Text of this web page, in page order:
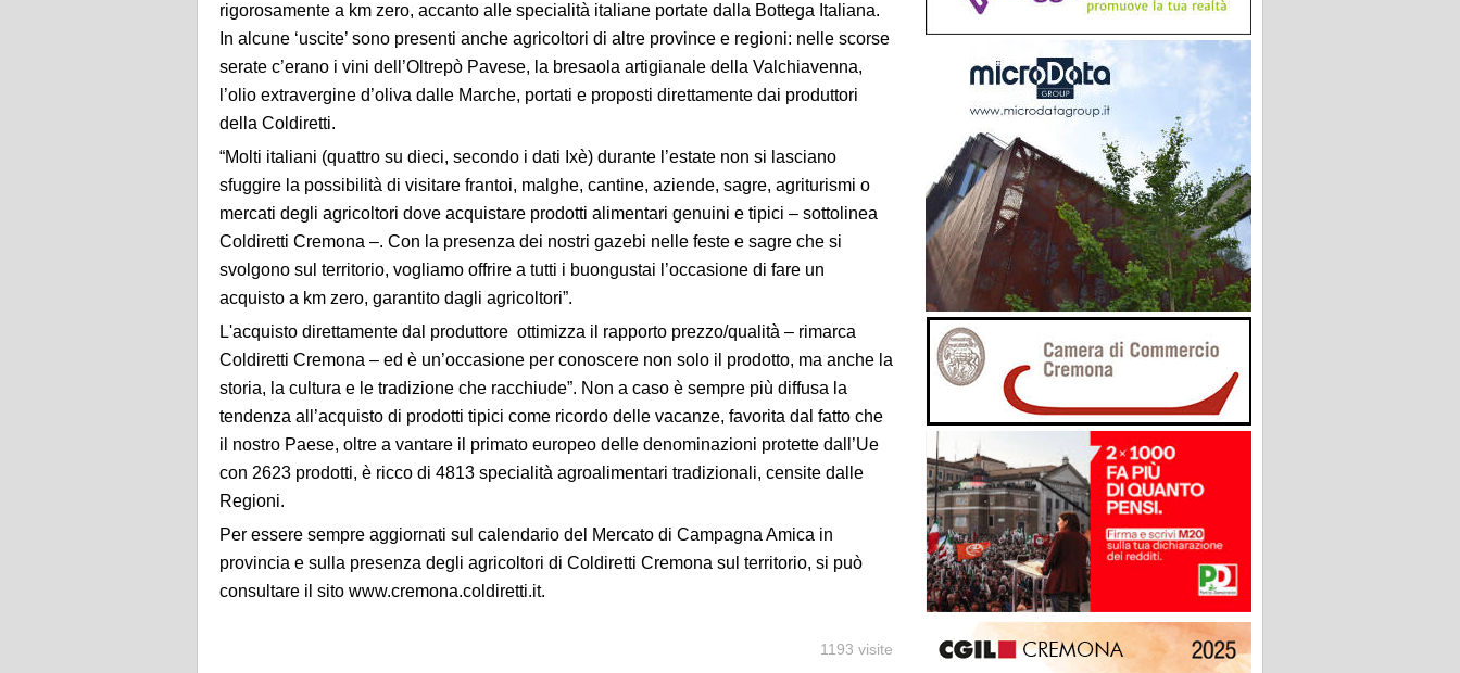
rigorosamente a km zero, accanto alle specialità italiane portate dalla Bottega Italiana.
In alcune ‘uscite’ sono presenti anche agricoltori di altre province e regioni: nelle scorse
serate c’erano i vini dell’Oltrepò Pavese, la bresaola artigianale della Valchiavenna,
l’olio extravergine d’oliva dalle Marche, portati e proposti direttamente dai produttori
della Coldiretti.
“Molti italiani (quattro su dieci, secondo i dati Ixè) durante l’estate non si lasciano
sfuggire la possibilità di visitare frantoi, malghe, cantine, aziende, sagre, agriturismi o
mercati degli agricoltori dove acquistare prodotti alimentari genuini e tipici – sottolinea
Coldiretti Cremona –. Con la presenza dei nostri gazebi nelle feste e sagre che si
svolgono sul territorio, vogliamo offrire a tutti i buongustai l’occasione di fare un
acquisto a km zero, garantito dagli agricoltori”.
L'acquisto direttamente dal produttore ottimizza il rapporto prezzo/qualità – rimarca
Coldiretti Cremona – ed è un’occasione per conoscere non solo il prodotto, ma anche la
storia, la cultura e le tradizione che racchiude”. Non a caso è sempre più diffusa la
tendenza all’acquisto di prodotti tipici come ricordo delle vacanze, favorita dal fatto che
il nostro Paese, oltre a vantare il primato europeo delle denominazioni protette dall’Ue
con 2623 prodotti, è ricco di 4813 specialità agroalimentari tradizionali, censite dalle
Regioni.
Per essere sempre aggiornati sul calendario del Mercato di Campagna Amica in
provincia e sulla presenza degli agricoltori di Coldiretti Cremona sul territorio, si può
consultare il sito www.cremona.coldiretti.it.
1193 visite